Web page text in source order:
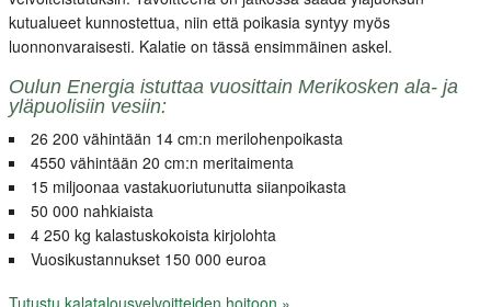
kutualueet kunnostettua, niin että poikasia syntyy myös
luonnonvaraisesti. Kalatie on tässä ensimmäinen askel.
Oulun Energia istuttaa vuosittain Merikosken ala- ja
yläpuolisiin vesiin:
26 200 vähintään 14 cm:n merilohenpoikasta
4550 vähintään 20 cm:n meritaimenta
15 miljoonaa vastakuoriutunutta siianpoikasta
50 000 nahkiaista
4 250 kg kalastuskokoista kirjolohta
Vuosikustannukset 150 000 euroa
Tutustu kalatalousvelvoitteiden hoitoon »